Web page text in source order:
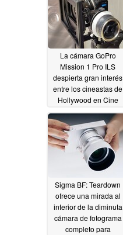
La cámara GoPro
Mission 1 Pro ILS
despierta gran interés
entre los cineastas de
Hollywood en Cine
06/08/2026
Sigma BF: Teardown
ofrece una mirada al
interior de la diminuta
cámara de fotograma
completo para